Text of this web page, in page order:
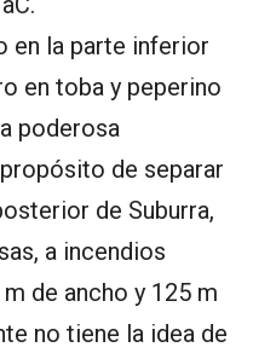
en la parte inferior
en toba y peperino
poderosa
de separar
de Suburra,
a incendios
de ancho y 125 m
no tiene la idea de